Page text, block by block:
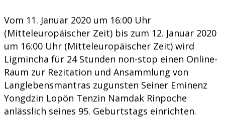
Vom 11. Januar 2020 um 16:00 Uhr
(Mitteleuropäischer Zeit) bis zum 12. Januar 2020
um 16:00 Uhr (Mitteleuropäischer Zeit) wird
Ligmincha für 24 Stunden non-stop einen Online-
Raum zur Rezitation und Ansammlung von
Langlebensmantras zugunsten Seiner Eminenz
Yongdzin Lopön Tenzin Namdak Rinpoche
anlässlich seines 95. Geburtstags einrichten.